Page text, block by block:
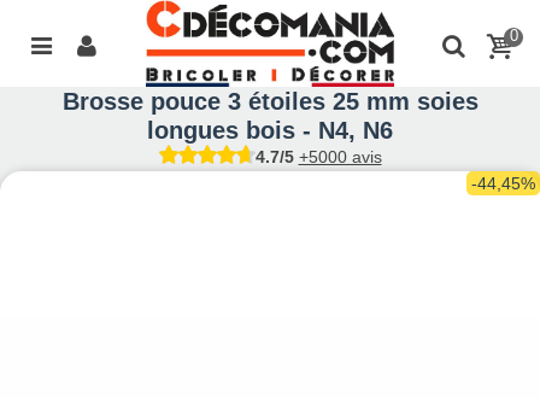
0
Brosse pouce 3 étoiles 25 mm soies
longues bois - N4, N6
4.7/5 +5000 avis
-44,45%